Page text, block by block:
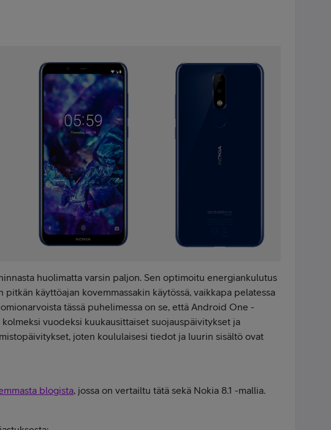
huolimatta varsin paljon. Sen optimoitu energiankulutus
pitkän käyttöajan kovemmassakin käytössä, vaikkapa pelatessa
tässä puhelimessa on se, että Android One -
vuodeksi kuukausittaiset suojauspäivitykset ja
joten koululaisesi tiedot ja luurin sisältö ovat
blogista, jossa on vertailtu tätä sekä Nokia 8.1 -mallia.